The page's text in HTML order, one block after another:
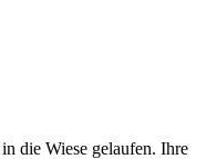
die Wiese gelaufen. Ihre